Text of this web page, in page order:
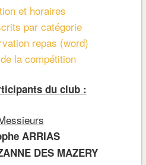
et horaires
par catégorie
repas (word)
la compétition
du club :
ARRIAS
DES MAZERY